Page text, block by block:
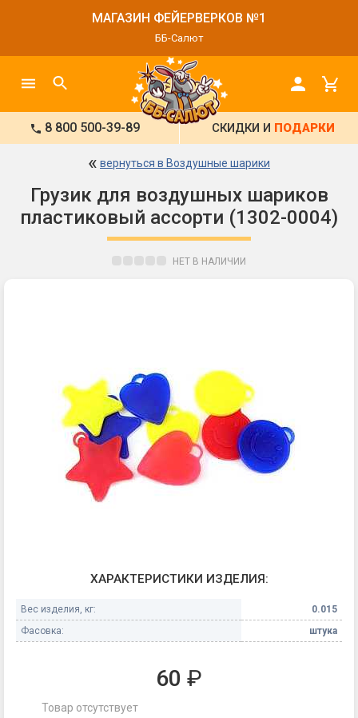
МАГАЗИН ФЕЙЕРВЕРКОВ №1
ББ-Салют
8 800 500-39-89 СКИДКИ И ПОДАРКИ
« вернуться в Воздушные шарики
Грузик для воздушных шариков
пластиковый ассорти (1302-0004)
НЕТ В НАЛИЧИИ
ХАРАКТЕРИСТИКИ ИЗДЕЛИЯ:
Вес изделия, кг:
0.015
Фасовка:
штука
60 ₽
Товар отсутствует